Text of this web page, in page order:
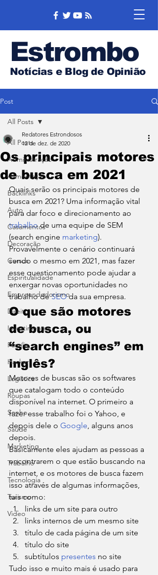
Estrombo
Notícias e Blog de Opinião
Post
All Posts
Administração
Alimentação
Backlinks
Auto
Casamentos
Decoração
Cursos
Espiritualidade
Empreendedorismo
Direito
Investimentos
Família
Hacker
Logística
Roupas
Sonho
Saúde
Marketing
Trabalho
Tecnologia
Turismo
Video
All Posts
Os principais motores
de busca em 2021
Redatores Estrondosos
12 de dez. de 2020
Quais serão os principais motores de
busca em 2021? Uma informação vital
para dar foco e direcionamento ao
trabalho de uma equipe de SEM
(search engine marketing).
Provavelmente o cenário continuará
sendo o mesmo em 2021, mas fazer
esse questionamento pode ajudar a
enxergar novas oportunidades no
trabalho de SEO da sua empresa.
O que são motores
de busca, ou
“search engines” em
inglês?
Motores de buscas são os softwares
que catalogam todo o conteúdo
disponível na internet. O primeiro a
fazer esse trabalho foi o Yahoo, e
depois dele o Google, alguns anos
depois.
Basicamente eles ajudam as pessoas a
encontrarem o que estão buscando na
internet, e os motores de busca fazem
isso através de algumas informações,
tais como:
links de um site para outro
links internos de um mesmo site
título de cada página de um site
título do site
subtítulos presentes no site
Tudo isso e muito mais é usado para